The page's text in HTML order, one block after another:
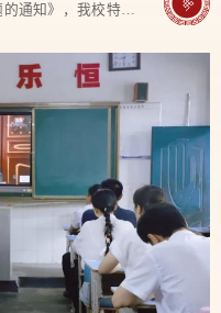
通知》，我校特级
级...